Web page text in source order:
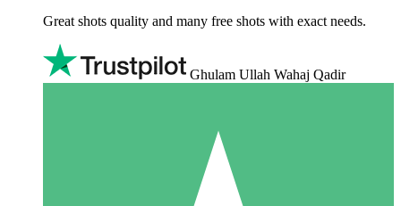
Great shots quality and many free shots with exact needs.
Ghulam Ullah Wahaj Qadir